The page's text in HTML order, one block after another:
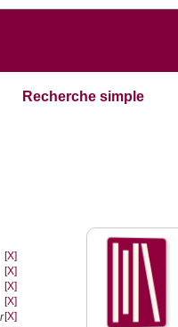
Recherche simple
[X]
[X]
[X]
[X]
[X]